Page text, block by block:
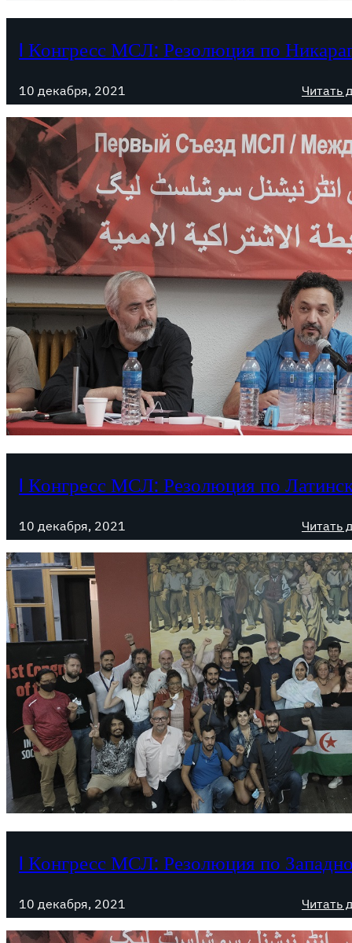
I Конгресс МСЛ: Резолюция по
10 декабря, 2021 Читать
I Конгресс МСЛ: Резолюция по
10 декабря, 2021 Читать
I Конгресс МСЛ: Резолюция по
10 декабря, 2021 Читать